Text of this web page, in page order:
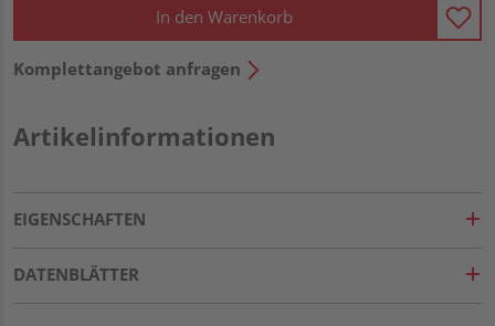
In den Warenkorb
Komplettangebot anfragen
Artikelinformationen
EIGENSCHAFTEN
DATENBLÄTTER